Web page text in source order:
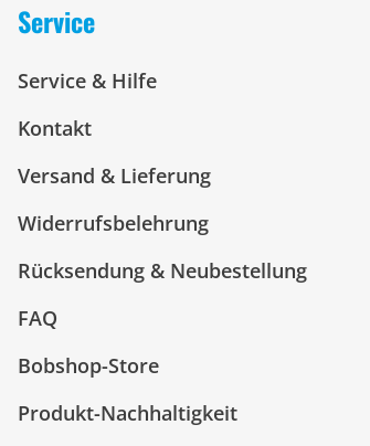
Service
Service & Hilfe
Kontakt
Versand & Lieferung
Widerrufsbelehrung
Rücksendung & Neubestellung
FAQ
Bobshop-Store
Produkt-Nachhaltigkeit